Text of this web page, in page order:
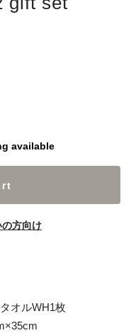
available
の方向け
オルWH1枚